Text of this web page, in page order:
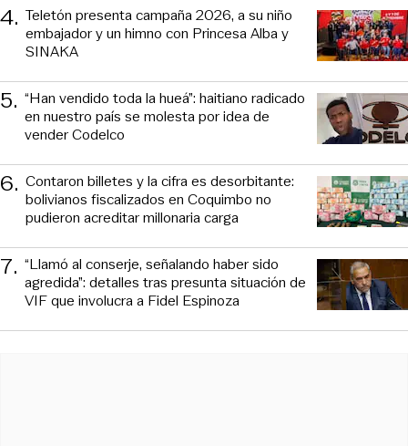
4. Teletón presenta campaña 2026, a su niño
embajador y un himno con Princesa Alba y
SINAKA
5. “Han vendido toda la hueá”: haitiano radicado
en nuestro país se molesta por idea de
vender Codelco
6. Contaron billetes y la cifra es desorbitante:
bolivianos fiscalizados en Coquimbo no
pudieron acreditar millonaria carga
7. “Llamó al conserje, señalando haber sido
agredida”: detalles tras presunta situación de
VIF que involucra a Fidel Espinoza